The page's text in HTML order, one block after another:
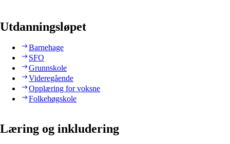
Utdanningsløpet
Barnehage
SFO
Grunnskole
Videregående
Opplæring for voksne
Folkehøgskole
Læring og inkludering